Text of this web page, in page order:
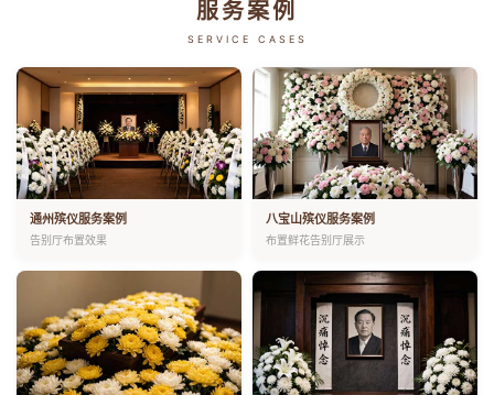
服务案例
SERVICE CASES
通州殡仪服务案例
告别厅布置效果
八宝山殡仪服务案例
布置鲜花告别厅展示